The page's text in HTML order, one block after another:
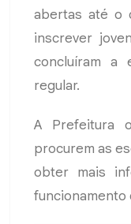
abertas até o
inscrever
concluíram a
regular.
A Prefeitura
procurem as
obter mais
funcionamento